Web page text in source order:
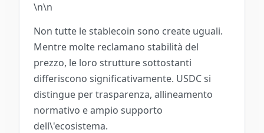
\n\n
Non tutte le stablecoin sono create uguali.
Mentre molte reclamano stabilità del
prezzo, le loro strutture sottostanti
differiscono significativamente. USDC si
distingue per trasparenza, allineamento
normativo e ampio supporto
dell\'ecosistema.